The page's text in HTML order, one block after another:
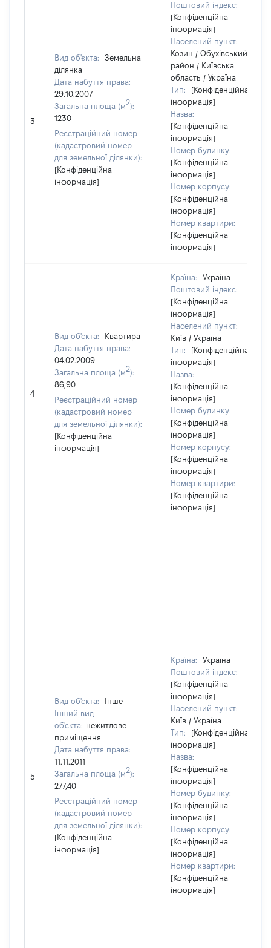
3
Вид об'єкта:
Земельна
ділянка
Дата набуття права:
29.10.2007
Загальна площа (м2):
1230
Реєстраційний номер
(кадастровий номер
для земельної ділянки):
[Конфіденційна
інформація]
Поштовий індекс:
[Конфіденційна
інформація]
Населений пункт:
Козин / Обухівський
район / Київська
область / Україна
Тип:
[Конфіденційна
інформація]
Назва:
[Конфіденційна
інформація]
Номер будинку:
[Конфіденційна
інформація]
Номер корпусу:
[Конфіденційна
інформація]
Номер квартири:
[Конфіденційна
інформація]
4
Вид об'єкта:
Квартира
Дата набуття права:
04.02.2009
Загальна площа (м2):
86,90
Реєстраційний номер
(кадастровий номер
для земельної ділянки):
[Конфіденційна
інформація]
Країна:
Україна
Поштовий індекс:
[Конфіденційна
інформація]
Населений пункт:
Київ / Україна
Тип:
[Конфіденційна
інформація]
Назва:
[Конфіденційна
інформація]
Номер будинку:
[Конфіденційна
інформація]
Номер корпусу:
[Конфіденційна
інформація]
Номер квартири:
[Конфіденційна
інформація]
5
Вид об'єкта:
Інше
Інший вид
об'єкта: нежитлове
приміщення
Дата набуття права:
11.11.2011
Загальна площа (м2):
277,40
Реєстраційний номер
(кадастровий номер
для земельної ділянки):
[Конфіденційна
інформація]
Країна:
Україна
Поштовий індекс:
[Конфіденційна
інформація]
Населений пункт:
Київ / Україна
Тип:
[Конфіденційна
інформація]
Назва:
[Конфіденційна
інформація]
Номер будинку:
[Конфіденційна
інформація]
Номер корпусу:
[Конфіденційна
інформація]
Номер квартири:
[Конфіденційна
інформація]